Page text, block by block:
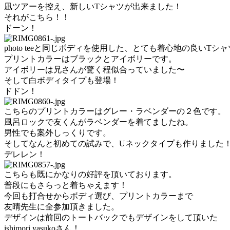
凪ツアーを控え、新しいTシャツが出来ました！
それがこちら！！
ドーン！
photo teeと同じボディを使用した、とても着心地の良いTシャ
プリントカラーはブラックとアイボリーです。
アイボリーは兄さんが驚く程似合っていました〜
そして白ボディタイプも登場！
ドドン！
こちらのプリントカラーはグレー・ラベンダーの２色です。
風呂ロックで友くんがラベンダーを着てましたね。
男性でも案外しっくりです。
そしてなんと初めての試みで、Uネックタイプも作りました！
デレレン！
こちらも既にかなりの好評を頂いております。
普段にもさらっと着ちゃえます！
今回も打合せからボディ選び、プリントカラーまで
友晴先生に全参加頂きました。
デザインは前回のトートバックでもデザインをして頂いた
ishimori yasukoさん！